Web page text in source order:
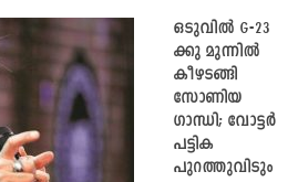
ഒടുവിൽ G-23
ക്കു മുന്നിൽ
കീഴടങ്ങി
സോണിയ
ഗാന്ധി; വോട്ടര്‍
പട്ടിക
പുറത്തുവിടും